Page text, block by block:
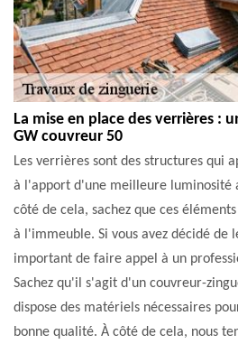
La mise en place des verrières :
GW couvreur 50
Les verrières sont des structures qui
à l'apport d'une meilleure luminosité
côté de cela, sachez que ces
à l'immeuble. Si vous avez décidé de
important de faire appel à un
Sachez qu'il s'agit d'un couvreur-
dispose des matériels nécessaires
bonne qualité. À côté de cela, nous